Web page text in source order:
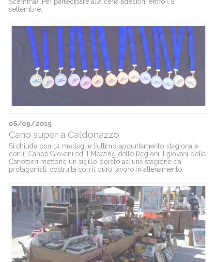
settembre.
06/09/2015
Cano super a Caldonazzo
Si chiude con 14 medaglie l'ultimo appuntamento stagionale
con il Canoa Giovani ed il Meeting delle Regioni. I giovani della
Canottieri mettono un sigillo dorato ad una stagione da
protagonisti, costruita con il duro lavoro in allenamento.